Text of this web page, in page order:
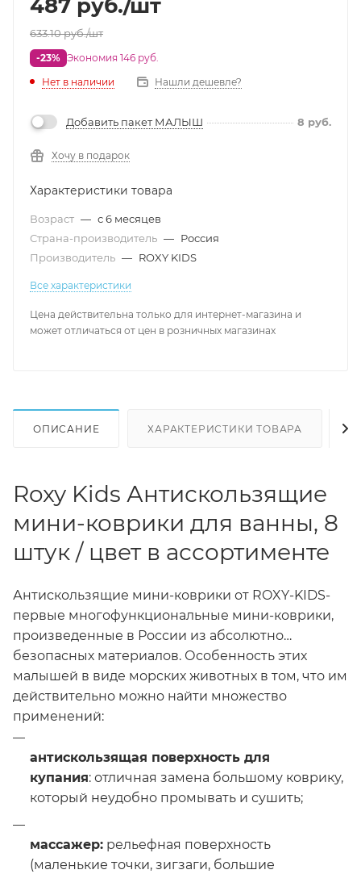
487 руб./шт
633.10руб./шт
-23% Экономия 146 руб.
Нет в наличии
Нашли дешевле?
Добавить пакет МАЛЫШ 8 руб.
Хочу в подарок
Характеристики товара
Возраст — с 6 месяцев
Страна-производитель — Россия
Производитель — ROXY KIDS
Все характеристики
Цена действительна только для интернет-магазина и
может отличаться от цен в розничных магазинах
ОПИСАНИЕ ХАРАКТЕРИСТИКИ ТОВАРА
Roxy Kids Антискользящие
мини-коврики для ванны, 8
штук / цвет в ассортименте
Антискользящие мини-коврики от ROXY-KIDS-
первые многофункциональные мини-коврики,
произведенные в России из абсолютно
безопасных материалов. Особенность этих
малышей в виде морских животных в том, что им
действительно можно найти множество
применений:
антискользящая поверхность для
купания: отличная замена большому коврику,
который неудобно промывать и сушить;
массажер: рельефная поверхность
(маленькие точки, зигзаги, большие